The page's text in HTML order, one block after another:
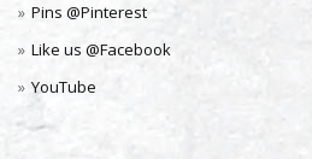
Pins @Pinterest
Like us @Facebook
YouTube